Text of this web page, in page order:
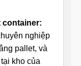
container:
nghiệp
pallet, và
kho của